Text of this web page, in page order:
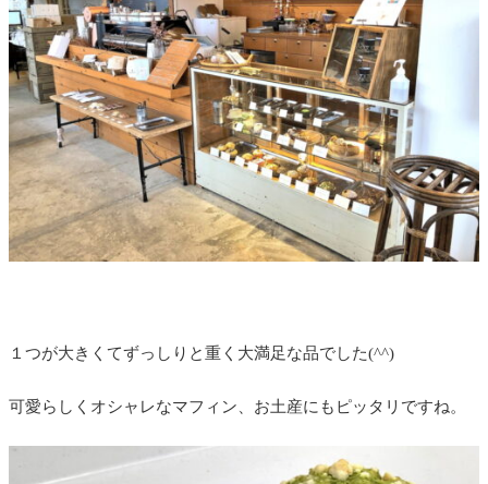
１つが大きくてずっしりと重く大満足な品でした(^^)
可愛らしくオシャレなマフィン、お土産にもピッタリですね。